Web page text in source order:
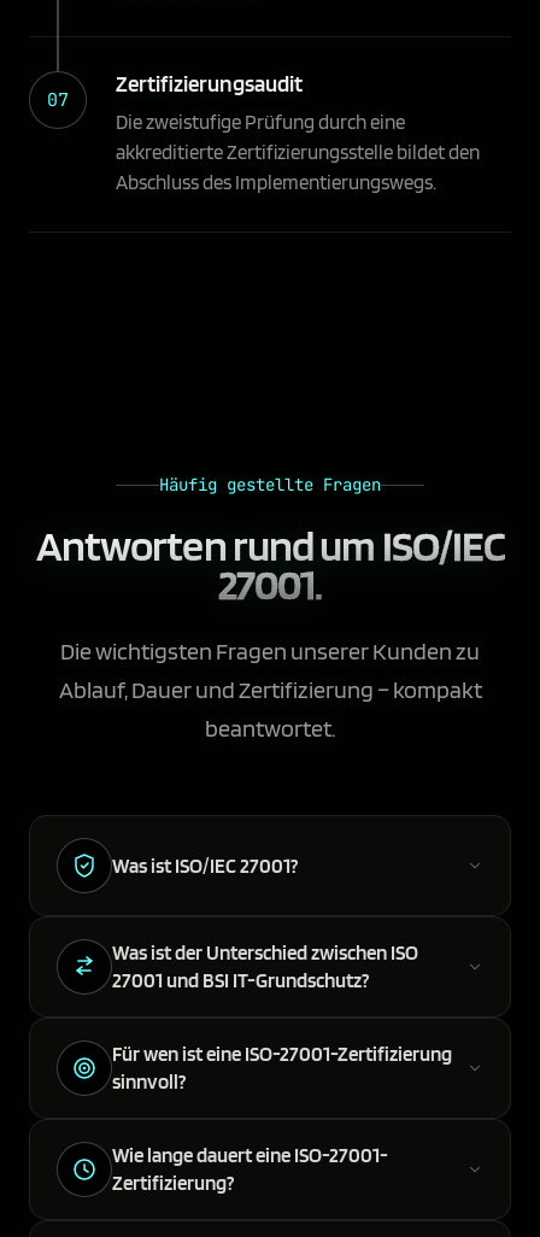
07
Zertifizierungsaudit
Die zweistufige Prüfung durch eine
akkreditierte Zertifizierungsstelle bildet den
Abschluss des Implementierungswegs.
Häufig gestellte Fragen
Antworten rund um ISO/IEC
27001.
Die wichtigsten Fragen unserer Kunden zu
Ablauf, Dauer und Zertifizierung – kompakt
beantwortet.
Was ist ISO/IEC 27001?
Was ist der Unterschied zwischen ISO
27001 und BSI IT-Grundschutz?
Für wen ist eine ISO-27001-Zertifizierung
sinnvoll?
Wie lange dauert eine ISO-27001-
Zertifizierung?